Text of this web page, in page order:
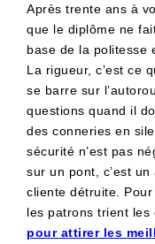
Après trente ans à
que le diplôme ne
base de la politesse
La rigueur, c’est ce
se barre sur
questions quand il
des conneries en
sécurité n’est pas
sur un pont, c’est
cliente détruite.
les patrons trient les
pour attirer les